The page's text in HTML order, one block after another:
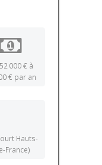
000 € à
€ par an
Hauts-
France)